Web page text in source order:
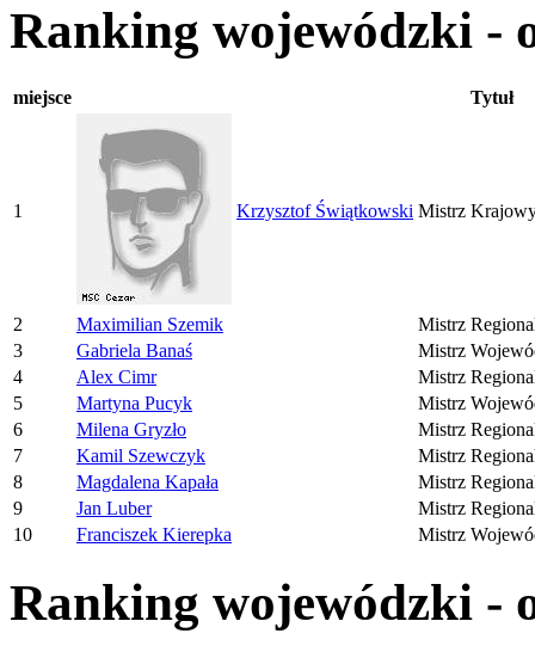
Ranking wojewódzki -
miejsce Tytuł
1 Krzysztof Świątkowski Mistrz
2 Maximilian Szemik
Mistrz
3
Gabriela Banaś
Mistrz
4
Alex Cimr
Mistrz
5
Martyna Pucyk
Mistrz
6
Milena Gryzło
Mistrz
7
Kamil Szewczyk
Mistrz
8
Magdalena Kapała
Mistrz
9
Jan Luber
Mistrz
10
Franciszek Kierepka Mistrz
Ranking wojewódzki -